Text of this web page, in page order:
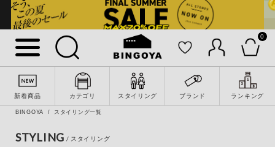
0
新着商品 カテゴリ スタイリング ブランド ランキング
詳細検索
BINGOYA スタイリング一覧
STYLING